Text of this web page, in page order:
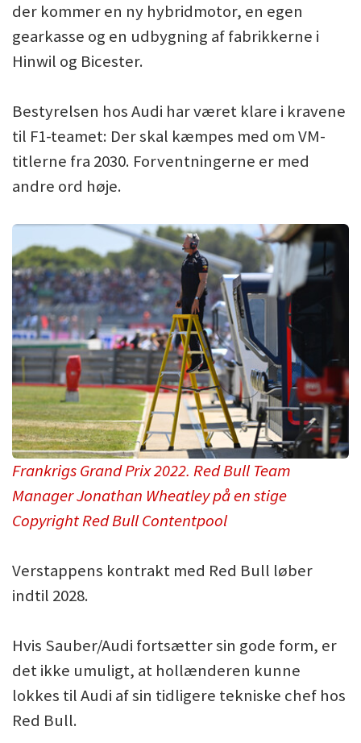
der kommer en ny hybridmotor, en egen
gearkasse og en udbygning af fabrikkerne i
Hinwil og Bicester.
Bestyrelsen hos Audi har været klare i kravene
til F1-teamet: Der skal kæmpes med om VM-
titlerne fra 2030. Forventningerne er med
andre ord høje.
Frankrigs Grand Prix 2022. Red Bull Team
Manager Jonathan Wheatley på en stige
Copyright Red Bull Contentpool
Verstappens kontrakt med Red Bull løber
indtil 2028.
Hvis Sauber/Audi fortsætter sin gode form, er
det ikke umuligt, at hollænderen kunne
lokkes til Audi af sin tidligere tekniske chef hos
Red Bull.